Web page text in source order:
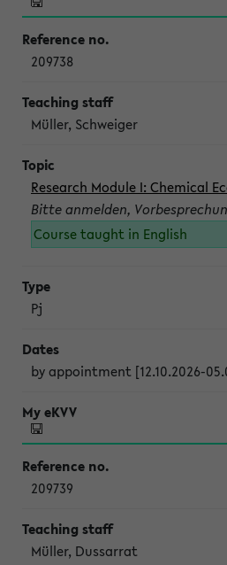
209738
Müller, Schweiger
Research Module I: Chemical
Bitte anmelden,
Course taught in English
Pj
by appointment [12.10.2026-
209739
Müller, Dussarrat